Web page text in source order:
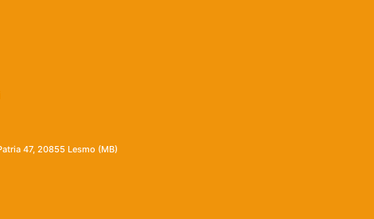
47, 20855 Lesmo (MB)